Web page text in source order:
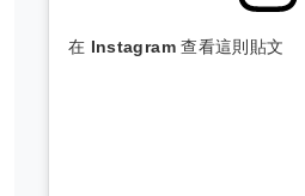
在 Instagram 查看這則貼文